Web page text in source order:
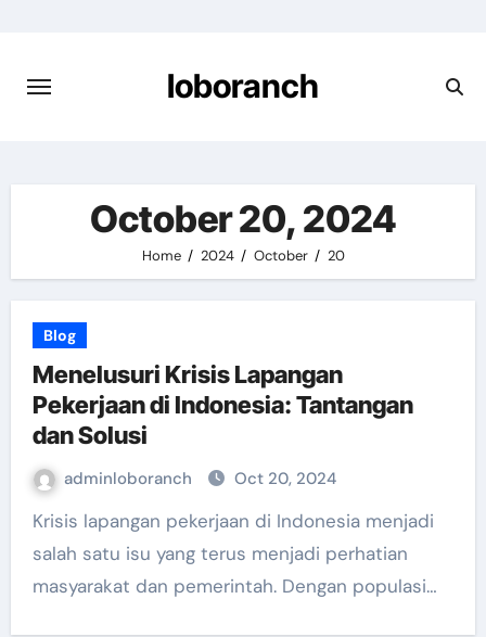
content
loboranch
October 20, 2024
Home 2024 October 20
Blog
Menelusuri Krisis Lapangan
Pekerjaan di Indonesia: Tantangan
dan Solusi
adminloboranch Oct 20, 2024
Krisis lapangan pekerjaan di Indonesia menjadi
salah satu isu yang terus menjadi perhatian
masyarakat dan pemerintah. Dengan populasi…